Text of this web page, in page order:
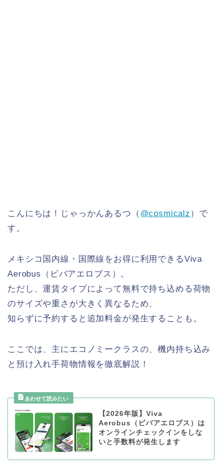
こんにちは！じゃっかんあるつ（ @cosmicalz ）で
す。
メキシコ国内線・国際線をお得に利用できるViva
Aerobus（ビバアエロブス）。
ただし、運賃タイプによって無料で持ち込める荷物
のサイズや重さが大きく異なるため、
知らずに予約すると追加料金が発生することも。
ここでは、主にエコノミークラスの、機内持ち込み
と預け入れ手荷物情報を徹底解説！
【2026年版】Viva
Aerobus（ビバアエロブス）は
オンラインチェックインをしな
いと手数料が発生します